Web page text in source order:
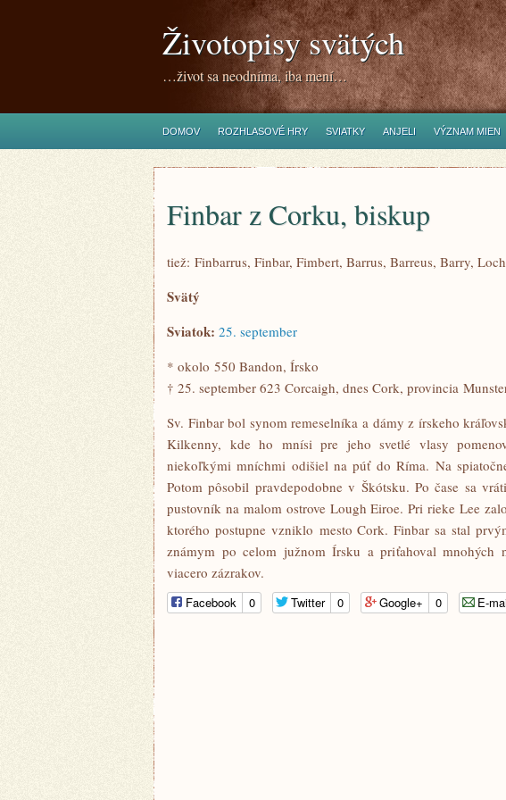
Životopisy svätých
…život sa neodníma, iba mení…
DOMOV ROZHLASOVÉ HRY SVIATKY ANJELI VÝZNAM MIEN
Finbar z Corku, biskup
tiež: Finbarrus, Finbar, Fimbert, Barrus, Barreus, Barry,
Svätý
Sviatok: 25. september
* okolo 550 Bandon, Írsko
† 25. september 623 Corcaigh, dnes Cork, provincia
Sv. Finbar bol synom remeselníka a dámy z írskeho
Kilkenny, kde ho mnísi pre jeho svetlé vlasy
niekoľkými mníchmi odišiel na púť do Ríma. Na
Potom pôsobil pravdepodobne v Škótsku. Po čase sa
pustovník na malom ostrove Lough Eiroe. Pri rieke Lee
ktorého postupne vzniklo mesto Cork. Finbar sa stal
známym po celom južnom Írsku a priťahoval mnohých
viacero zázrakov.
Facebook 0 Twitter 0 Google+ 0 E-